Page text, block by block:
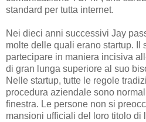
standard per tutta internet.
Nei dieci anni successivi Jay
molte delle quali erano startup. Il
partecipare in maniera incisiva
di gran lunga superiore al suo
Nelle startup, tutte le regole
procedura aziendale sono
finestra. Le persone non si
mansioni ufficiali del loro titolo di